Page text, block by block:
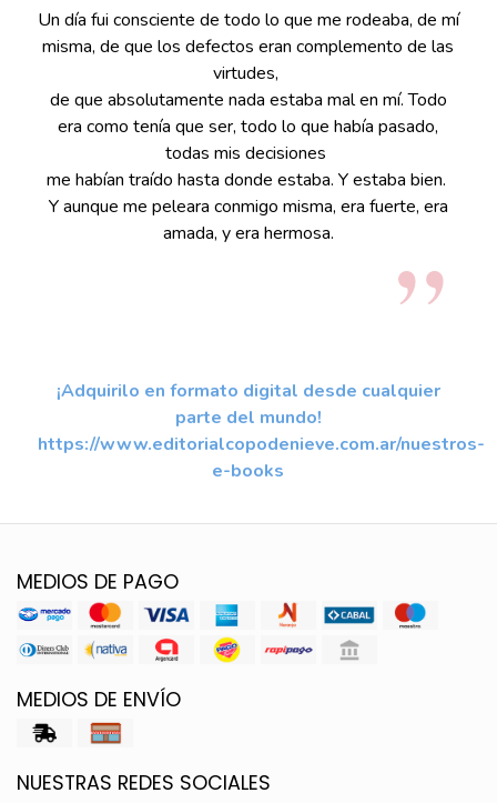
Un día fui consciente de todo lo que me rodeaba, de mí
misma, de que los defectos eran complemento de las
virtudes,
de que absolutamente nada estaba mal en mí. Todo
era como tenía que ser, todo lo que había pasado,
todas mis decisiones
me habían traído hasta donde estaba. Y estaba bien.
Y aunque me peleara conmigo misma, era fuerte, era
amada, y era hermosa.
¡Adquirilo en formato digital desde cualquier
parte del mundo!
https://www.editorialcopodenieve.com.ar/nuestros-
e-books
MEDIOS DE PAGO
MEDIOS DE ENVÍO
NUESTRAS REDES SOCIALES